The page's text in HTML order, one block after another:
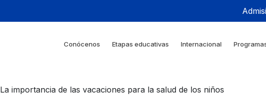
Conócenos Etapas educativas Internacional
La importancia de las vacaciones para la salud de los niños